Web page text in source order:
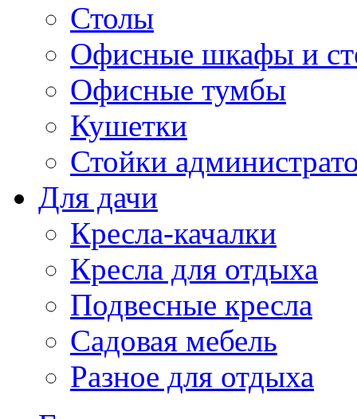
Столы
Офисные шкафы и
Офисные тумбы
Кушетки
Стойки
Для дачи
Кресла-качалки
Кресла для отдыха
Подвесные кресла
Садовая мебель
Разное для отдыха